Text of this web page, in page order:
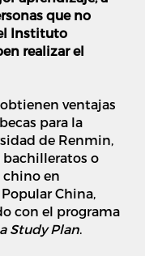
que no
Instituto
realizar el
ventajas
para la
de Renmin,
bachilleratos o
chino en
China,
con el programa
Study Plan.